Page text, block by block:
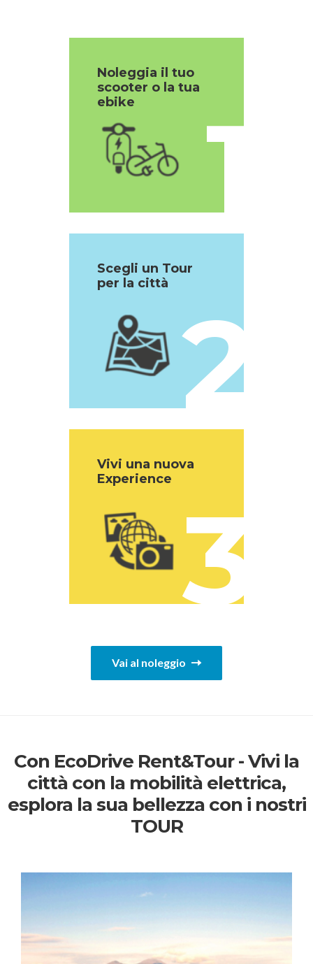
1
Noleggia il tuo
scooter o la tua
ebike
2
Scegli un Tour
per la città
3
Vivi una nuova
Experience
Vai al noleggio
Con EcoDrive Rent&Tour - Vivi la
città con la mobilità elettrica,
esplora la sua bellezza con i nostri
TOUR